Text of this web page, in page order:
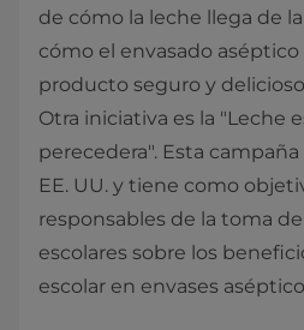
de cómo la leche llega de
cómo el envasado
producto seguro y
Otra iniciativa es la "Leche
perecedera". Esta
EE. UU. y tiene como
responsables de la toma
escolares sobre los
escolar en envases